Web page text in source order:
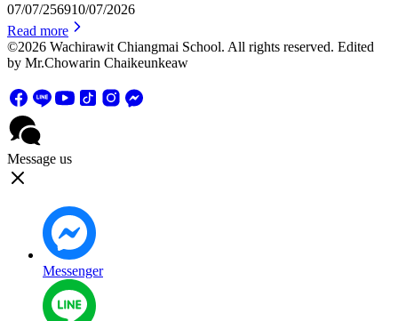
07/07/256910/07/2026
Read more
©2026 Wachirawit Chiangmai School. All rights reserved. Edited
by Mr.Chowarin Chaikeunkeaw
Message us
Messenger